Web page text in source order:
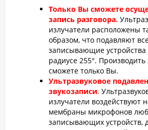
Только Вы сможете
запись разговора.
излучатели расположены
образом, что подавляют
записывающие устройства
радиусе 255°. Производить
сможете только Вы.
Ультразвуковое
звукозаписи.
излучатели воздействуют
мембраны микрофонов
записывающих устройств,